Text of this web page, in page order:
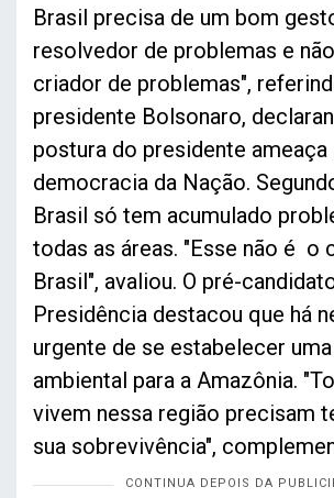
Brasil precisa de um bom
resolvedor de problemas e
criador de problemas",
presidente Bolsonaro,
postura do presidente ameaça
democracia da Nação.
Brasil só tem acumulado
todas as áreas. "Esse não é o
Brasil", avaliou. O pré-
Presidência destacou que há
urgente de se estabelecer
ambiental para a Amazônia.
vivem nessa região precisam
sua sobrevivência",